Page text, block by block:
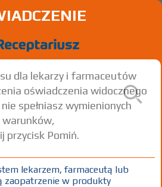
dla lekarzy i farmaceutów
oświadczenia widocznego
spełniasz wymienionych
warunków,
przycisk Pomiń.
lekarzem, farmaceutą lub
zaopatrzenie w produkty